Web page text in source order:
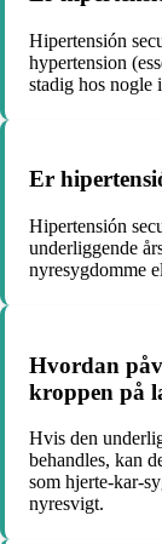
Hipertensión
hypertension
stadig hos nogle
Er
Hipertensión
underliggende
nyresygdomme
Hvordan
kroppen på
Hvis den
behandles, kan
som hjerte-kar-
nyresvigt.